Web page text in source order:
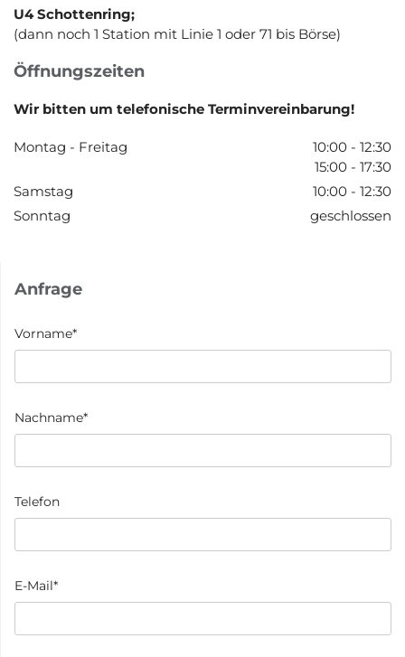
U4 Schottenring;
(dann noch 1 Station mit Linie 1 oder 71 bis Börse)
Öffnungszeiten
Wir bitten um telefonische Terminvereinbarung!
Montag - Freitag
10:00 - 12:30
15:00 - 17:30
Samstag
10:00 - 12:30
Sonntag
geschlossen
Anfrage
Vorname*
Nachname*
Telefon
E-Mail*